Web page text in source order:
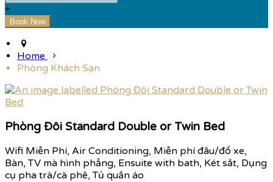
+
Home
Phòng Khách Sạn
Phòng Đôi Standard Double or Twin Bed
Wifi Miễn Phí, Air Conditioning, Miễn phí đâu/đổ xe,
Bàn, TV mà hình phẳng, Ensuite with bath, Két sắt, Dụng
cụ pha trà/cà phê, Tủ quần áo